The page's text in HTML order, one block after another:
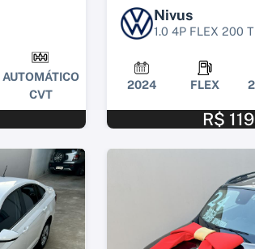
AUTOMÁTICO
CVT
Nivus
1.0 4P FLEX 200
2024 FLEX
R$